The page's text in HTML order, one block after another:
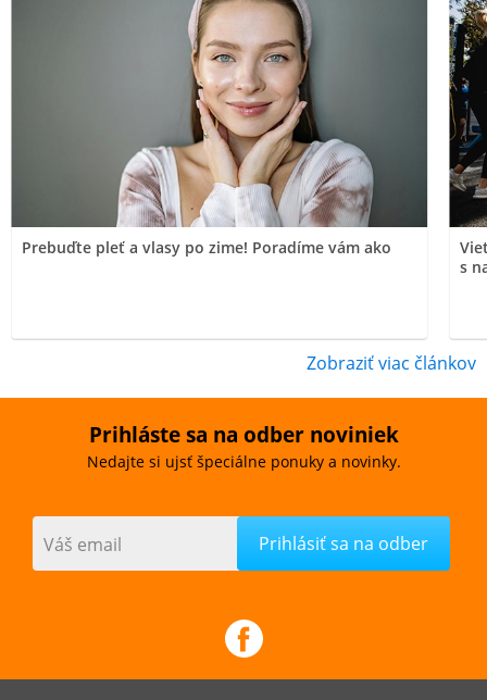
Prebuďte pleť a vlasy po zime! Poradíme vám ako
s
Zobraziť viac článkov
Prihláste sa na odber noviniek
Nedajte si ujsť špeciálne ponuky a novinky.
Váš email